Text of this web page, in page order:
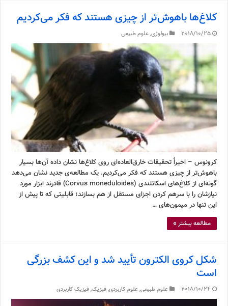
کلاغ‌ها باهوش‌تر از چیزی هستند که فکر می‌کردیم
2018/10/25 بیولوژی,علوم طبیعی
کرونوس – اخیراً تحقیقات خارق‌العاده‌ای روی کلاغ‌ها نشان داده آن‌ها بسیار
باهوش‌تر از چیزی هستند که فکر می‌کردیم. یک مطالعه‌ی جدید نشان می‌دهد
گونه‌ای از کلاغ‌های اسکاتلندی (Corvus moneduloides) قادرند ابزار مورد
نیازشان را با سرهم کردن اجزای مستقل از هم بسازند؛ قابلیتی که تا پیش از
این تنها در میمون‌های …
مطالعه بیشتر »
شکل کروی الکترون تأیید شد و این کشف بزرگی
است
2018/10/24 علوم طبیعی,علوم کاربردی,فیزیک,فیزیک کاربردی